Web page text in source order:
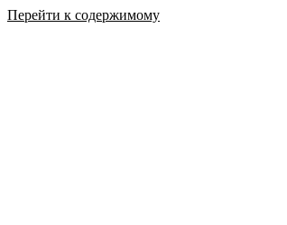
Перейти к содержимому